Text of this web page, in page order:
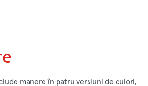
manere în patru versiuni de culori,